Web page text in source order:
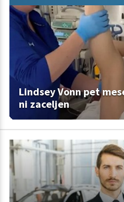
Lindsey Vonn pet
ni zaceljen